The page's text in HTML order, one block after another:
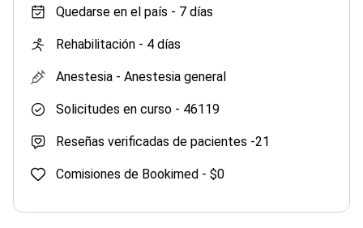
Quedarse en el país - 7 días
Rehabilitación - 4 días
Anestesia - Anestesia general
Solicitudes en curso - 46119
Reseñas verificadas de pacientes -21
Comisiones de Bookimed - $0